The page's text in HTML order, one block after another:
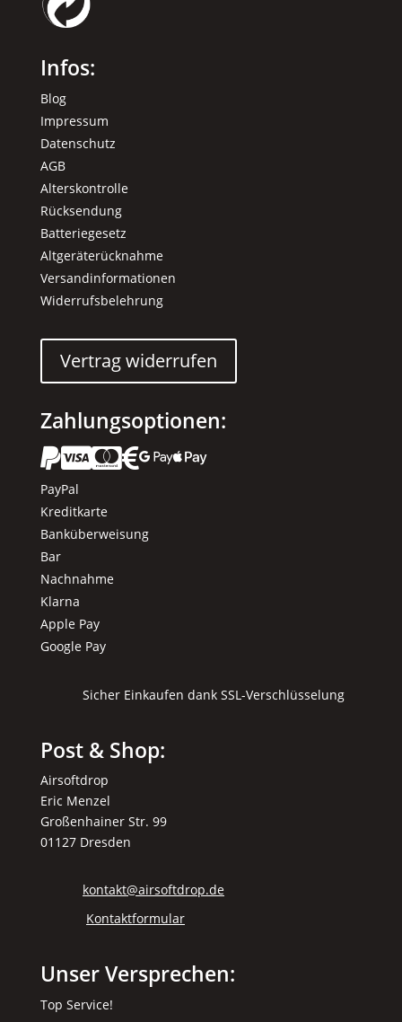
Infos:
Blog
Impressum
Datenschutz
AGB
Alterskontrolle
Rücksendung
Batteriegesetz
Altgeräterücknahme
Versandinformationen
Widerrufsbelehrung
Vertrag widerrufen
Zahlungsoptionen:
 
PayPal
Kreditkarte
Banküberweisung
Bar
Nachnahme
Klarna
Apple Pay
Google Pay
Sicher Einkaufen dank SSL-Verschlüsselung
Post & Shop:
Airsoftdrop
Eric Menzel
Großenhainer Str. 99
01127 Dresden
kontakt@airsoftdrop.de
Kontaktformular
Unser Versprechen:
Top Service!